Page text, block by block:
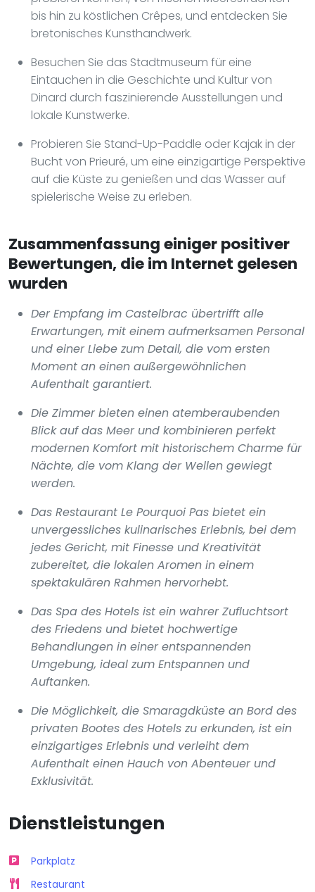
bis hin zu köstlichen Crêpes, und entdecken Sie
bretonisches Kunsthandwerk.
Besuchen Sie das Stadtmuseum für eine
Eintauchen in die Geschichte und Kultur von
Dinard durch faszinierende Ausstellungen und
lokale Kunstwerke.
Probieren Sie Stand-Up-Paddle oder Kajak in der
Bucht von Prieuré, um eine einzigartige Perspektive
auf die Küste zu genießen und das Wasser auf
spielerische Weise zu erleben.
Zusammenfassung einiger positiver
Bewertungen, die im Internet gelesen
wurden
Der Empfang im Castelbrac übertrifft alle
Erwartungen, mit einem aufmerksamen Personal
und einer Liebe zum Detail, die vom ersten
Moment an einen außergewöhnlichen
Aufenthalt garantiert.
Die Zimmer bieten einen atemberaubenden
Blick auf das Meer und kombinieren perfekt
modernen Komfort mit historischem Charme für
Nächte, die vom Klang der Wellen gewiegt
werden.
Das Restaurant Le Pourquoi Pas bietet ein
unvergessliches kulinarisches Erlebnis, bei dem
jedes Gericht, mit Finesse und Kreativität
zubereitet, die lokalen Aromen in einem
spektakulären Rahmen hervorhebt.
Das Spa des Hotels ist ein wahrer Zufluchtsort
des Friedens und bietet hochwertige
Behandlungen in einer entspannenden
Umgebung, ideal zum Entspannen und
Auftanken.
Die Möglichkeit, die Smaragdküste an Bord des
privaten Bootes des Hotels zu erkunden, ist ein
einzigartiges Erlebnis und verleiht dem
Aufenthalt einen Hauch von Abenteuer und
Exklusivität.
Dienstleistungen
Parkplatz
Restaurant